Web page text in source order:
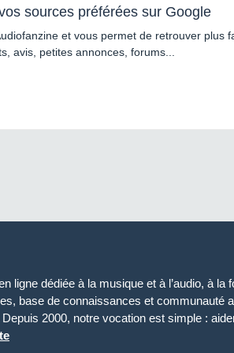
sources préférées sur Google
et vous permet de retrouver plus
avis, petites annonces, forums...
ligne dédiée à la musique et à l’audio, à la
base de connaissances et communauté
2000, notre vocation est simple :